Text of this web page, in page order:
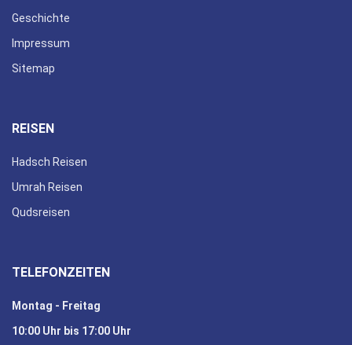
Geschichte
Impressum
Sitemap
REISEN
Hadsch Reisen
Umrah Reisen
Qudsreisen
TELEFONZEITEN
Montag - Freitag
10:00 Uhr bis 17:00 Uhr